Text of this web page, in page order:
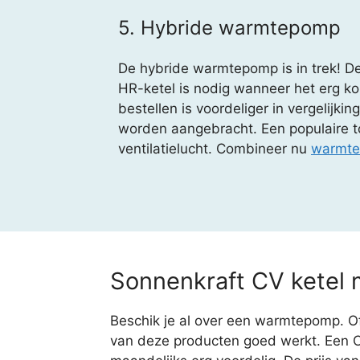
5. Hybride warmtepomp
De hybride warmtepomp is in trek!
HR-ketel is nodig wanneer het erg
bestellen is voordeliger in
worden aangebracht. Een populaire
ventilatielucht. Combineer nu
Sonnenkraft CV ketel
Beschik je al over een warmtepomp.
van deze producten goed werkt. Een